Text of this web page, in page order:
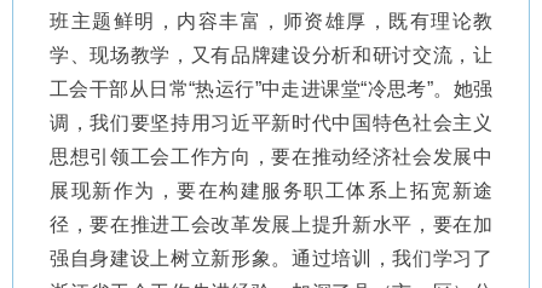
班主题鲜明，内容丰富，师资雄厚，既有理论教
学、现场教学，又有品牌建设分析和研讨交流，让
工会干部从日常“热运行”中走进课堂“冷思考”。她强
调，我们要坚持用习近平新时代中国特色社会主义
思想引领工会工作方向，要在推动经济社会发展中
展现新作为，要在构建服务职工体系上拓宽新途
径，要在推进工会改革发展上提升新水平，要在加
强自身建设上树立新形象。通过培训，我们学习了